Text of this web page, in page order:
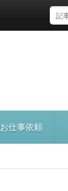
お仕事依頼